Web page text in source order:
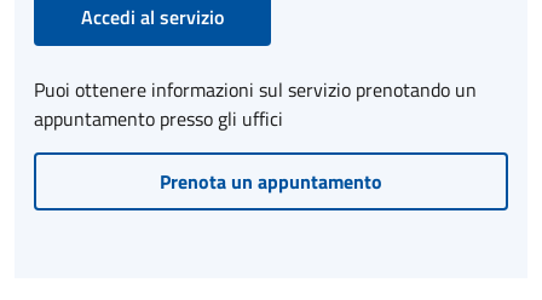
Accedi al servizio
Puoi ottenere informazioni sul servizio prenotando un
appuntamento presso gli uffici
Prenota un appuntamento